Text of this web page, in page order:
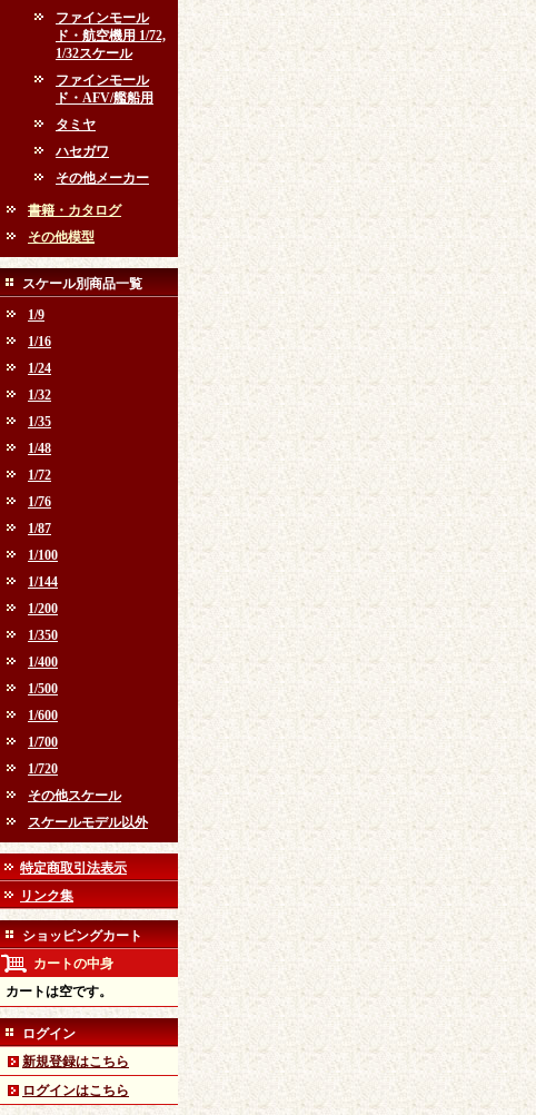
ファインモール
ド・航空機用 1/72,
1/32スケール
ファインモール
ド・AFV/艦船用
タミヤ
ハセガワ
その他メーカー
書籍・カタログ
その他模型
スケール別商品一覧
1/9
1/16
1/24
1/32
1/35
1/48
1/72
1/76
1/87
1/100
1/144
1/200
1/350
1/400
1/500
1/600
1/700
1/720
その他スケール
スケールモデル以外
特定商取引法表示
リンク集
ショッピングカート
カートの中身
カートは空です。
ログイン
新規登録はこちら
ログインはこちら